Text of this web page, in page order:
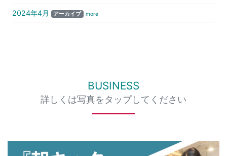
2024年4月 アーカイブ more
BUSINESS
詳しくは写真をタップしてください